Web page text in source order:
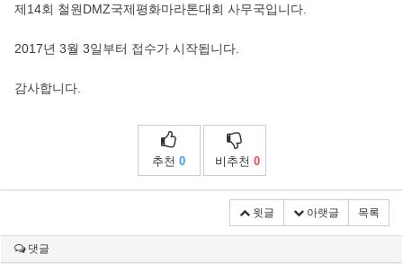
제14회 철원DMZ국제평화마라톤대회 사무국입니다.
2017년 3월 3일부터 접수가 시작됩니다.
감사합니다.
추천 0 비추천 0
윗글 아랫글 목록
댓글